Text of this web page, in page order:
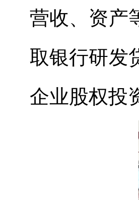
营收、资产
取银行研发
企业股权投